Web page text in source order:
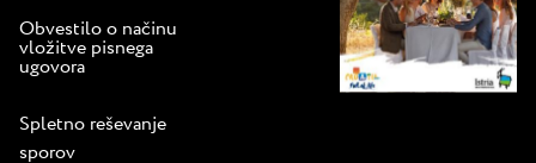
Obvestilo o načinu
vložitve pisnega
ugovora
Spletno reševanje
sporov